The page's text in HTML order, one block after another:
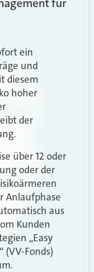
für
ein
und
diesem
hoher
der
über 12 oder
oder der
Anlaufphase
aus
Kunden
„Easy
(VV-Fonds)